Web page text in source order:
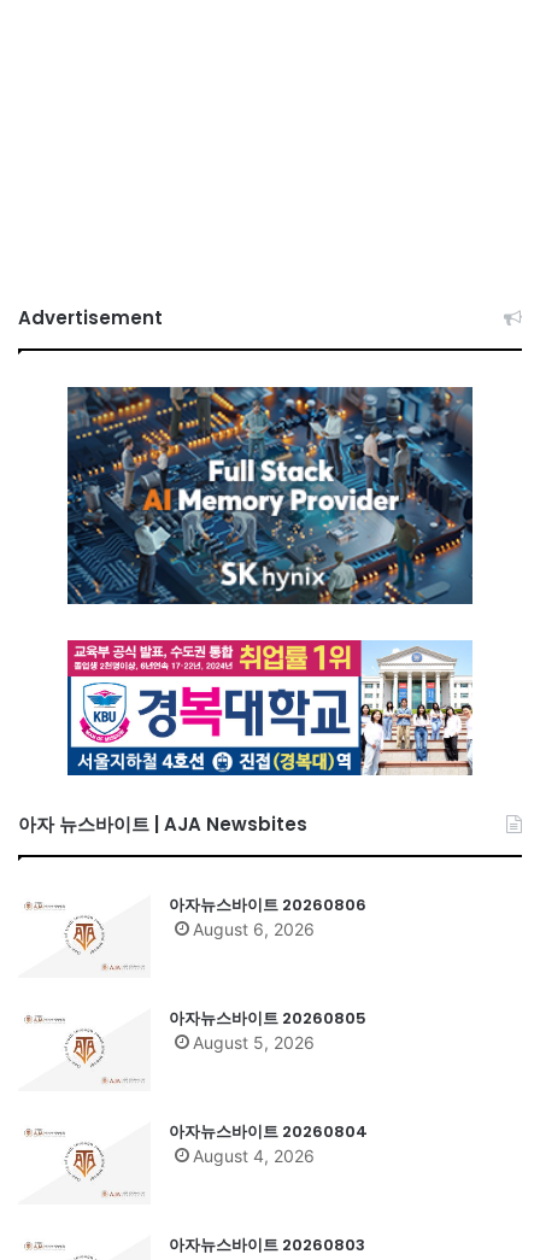
Advertisement
아자 뉴스바이트 | AJA Newsbites
아자뉴스바이트 20260806
August 6, 2026
아자뉴스바이트 20260805
August 5, 2026
아자뉴스바이트 20260804
August 4, 2026
아자뉴스바이트 20260803